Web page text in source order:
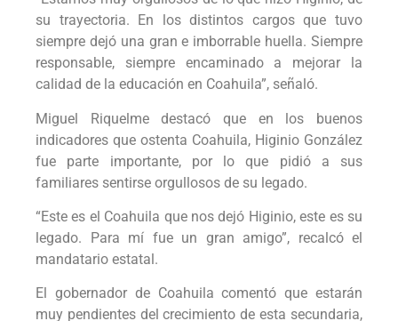
su trayectoria. En los distintos cargos que tuvo
siempre dejó una gran e imborrable huella. Siempre
responsable, siempre encaminado a mejorar la
calidad de la educación en Coahuila”, señaló.
Miguel Riquelme destacó que en los buenos
indicadores que ostenta Coahuila, Higinio González
fue parte importante, por lo que pidió a sus
familiares sentirse orgullosos de su legado.
“Este es el Coahuila que nos dejó Higinio, este es su
legado. Para mí fue un gran amigo”, recalcó el
mandatario estatal.
El gobernador de Coahuila comentó que estarán
muy pendientes del crecimiento de esta secundaria,